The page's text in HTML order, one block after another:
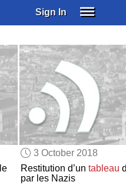
Sign In
3 October 2018
Restitution d’un tableau
par les Nazis